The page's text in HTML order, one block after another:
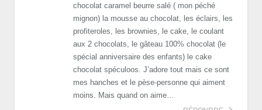
chocolat caramel beurre salé ( mon péché
mignon) la mousse au chocolat, les éclairs, les
profiteroles, les brownies, le cake, le coulant
aux 2 chocolats, le gâteau 100% chocolat (le
spécial anniversaire des enfants) le cake
chocolat spéculoos. J’adore tout mais ce sont
mes hanches et le pèse-personne qui aiment
moins. Mais quand on aime…